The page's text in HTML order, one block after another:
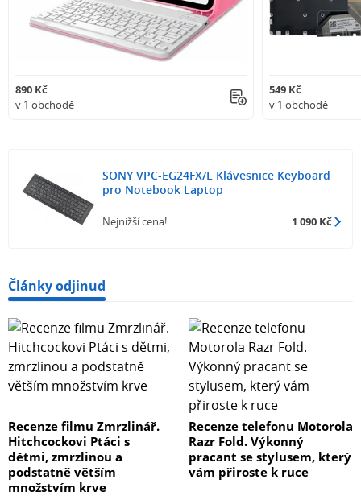
890 Kč
v 1 obchodě
549 Kč
v 1 obchodě
SONY VPC-EG24FX/L Klávesnice Keyboard
pro Notebook Laptop
Nejnižší cena! 1 090 Kč
Články odjinud
Recenze filmu Zmrzlinář.
Hitchcockovi Ptáci s
dětmi, zmrzlinou a
podstatně větším
množstvím krve
Recenze telefonu Motorola
Razr Fold. Výkonný
pracant se stylusem, který
vám přiroste k ruce